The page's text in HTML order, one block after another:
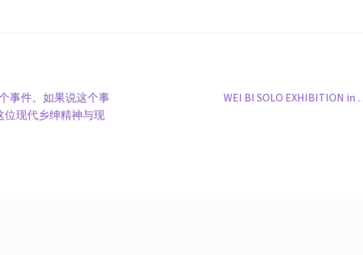
事件。如果说这个事
位现代乡绅精神与现
Next
WEI BI SOLO EXHIBITION in